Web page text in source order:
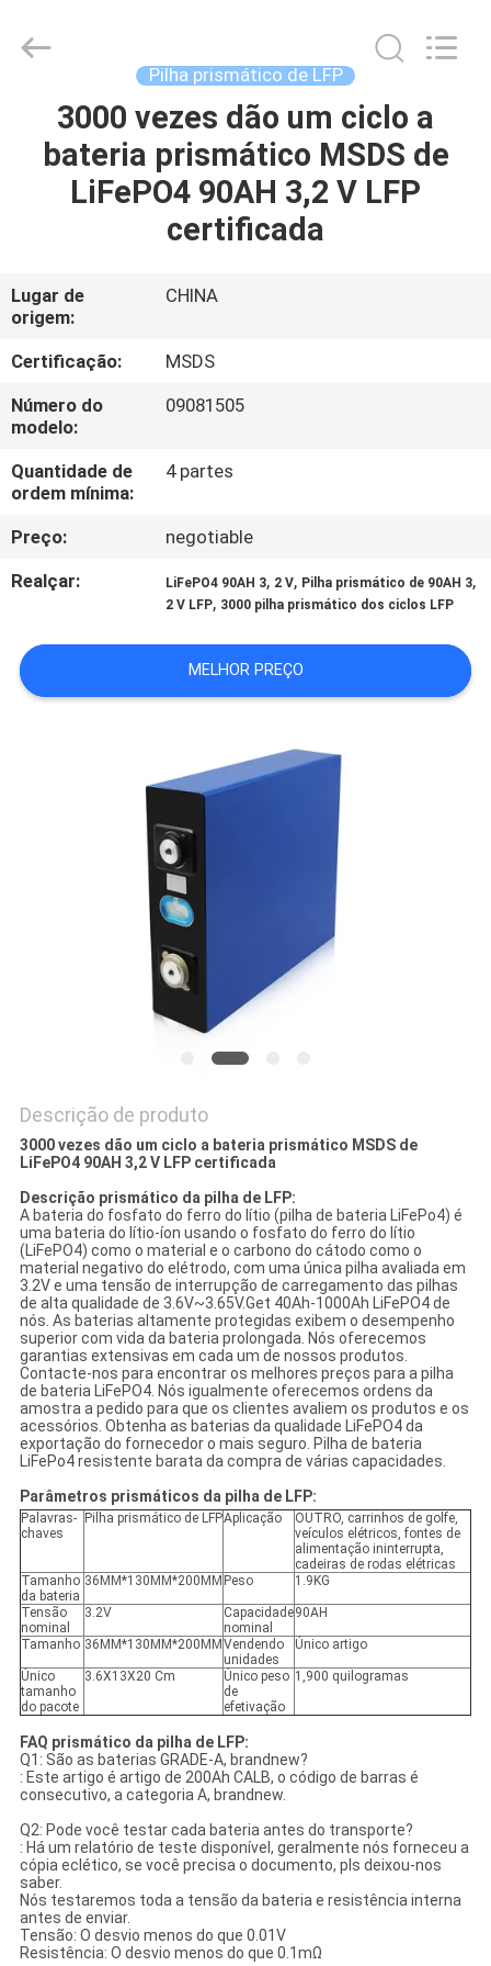
CASA
PRODUTOS
NÓS
EXCURSÃO
DA
FÁBRICA
CONTROLE
DA
QUALIDADE
CONTACTE-
NOS
Export
Pilha prismático de LFP
3000 vezes dão um ciclo a
bateria prismático MSDS de
LiFePO4 90AH 3,2 V LFP
certificada
Lugar de
origem:
CHINA
Certificação:
MSDS
Número do
modelo:
09081505
Quantidade de
ordem mínima:
4 partes
Preço:
negotiable
Realçar:
LiFePO4 90AH 3, 2 V, Pilha prismático de 90AH 3,
2 V LFP, 3000 pilha prismático dos ciclos LFP
MELHOR PREÇO
Descrição de produto
3000 vezes dão um ciclo a bateria prismático MSDS de
LiFePO4 90AH 3,2 V LFP certificada
Descrição prismático da pilha de LFP:
A bateria do fosfato do ferro do lítio (pilha de bateria LiFePo4) é
uma bateria do lítio-íon usando o fosfato do ferro do lítio
(LiFePO4) como o material e o carbono do cátodo como o
material negativo do elétrodo, com uma única pilha avaliada em
3.2V e uma tensão de interrupção de carregamento das pilhas
de alta qualidade de 3.6V~3.65V.Get 40Ah-1000Ah LiFePO4 de
nós. As baterias altamente protegidas exibem o desempenho
superior com vida da bateria prolongada. Nós oferecemos
garantias extensivas em cada um de nossos produtos.
Contacte-nos para encontrar os melhores preços para a pilha
de bateria LiFePO4. Nós igualmente oferecemos ordens da
amostra a pedido para que os clientes avaliem os produtos e os
acessórios. Obtenha as baterias da qualidade LiFePO4 da
exportação do fornecedor o mais seguro. Pilha de bateria
LiFePo4 resistente barata da compra de várias capacidades.
Parâmetros prismáticos da pilha de LFP:
Palavras-
chaves
Pilha prismático de LFPAplicação
OUTRO, carrinhos de golfe,
veículos elétricos, fontes de
alimentação ininterrupta,
cadeiras de rodas elétricas
Tamanho
da bateria
36MM*130MM*200MM Peso 1.9KG
Tensão
nominal
3.2V
Capacidade
nominal
90AH
Tamanho 36MM*130MM*200MM Vendendo
unidades
Único artigo
Único
tamanho
do pacote
3.6X13X20 Cm
Único peso
de
efetivação
1,900 quilogramas
FAQ prismático da pilha de LFP:
Q1: São as baterias GRADE-A, brandnew?
: Este artigo é artigo de 200Ah CALB, o código de barras é
consecutivo, a categoria A, brandnew.
Q2: Pode você testar cada bateria antes do transporte?
: Há um relatório de teste disponível, geralmente nós forneceu a
cópia eclético, se você precisa o documento, pls deixou-nos
saber.
Nós testaremos toda a tensão da bateria e resistência interna
antes de enviar.
Tensão: O desvio menos do que 0.01V
Resistência: O desvio menos do que 0.1mΩ